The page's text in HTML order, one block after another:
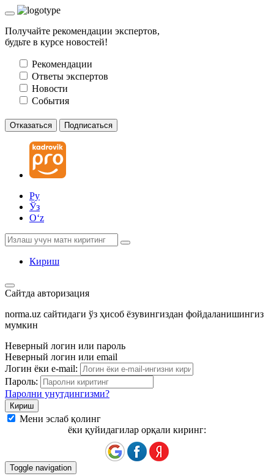
Получайте рекомендации экспертов,
будьте в курсе новостей!
Рекомендации
Ответы экспертов
Новости
События
Отказаться Подписаться
Ру
Ўз
Oʻz
Кириш
Сайтда авторизация
norma.uz сайтидаги ўз ҳисоб ёзувингиздан фойдаланишингиз
мумкин
Неверный логин или пароль
Неверный логин или email
Логин ёки e-mail:
Пароль:
Паролни унутдингизми?
Мени эслаб қолинг
ёки қуйидагилар орқали киринг:
Toggle navigation